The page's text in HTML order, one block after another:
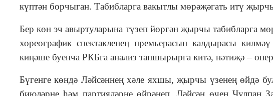
күптән борчыган. Табибларга вакытлы мөрәҗәгать итү
Бер көн эч авыртуларына түзеп йөргән җырчы табибларга
хореографик спектакленең премьерасын калдырасы
киңәше буенча РКБга анализ тапшырырга китә, нәтиҗә –
Бүгенге көндә Ләйсәннең хәле яхшы, җырчы үзенең өйдә
биюләрне һәм партияләрне өйрәнеп, Ләйсән өчен Чулпан